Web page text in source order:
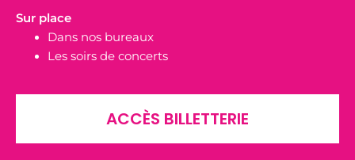
Sur place
Dans nos bureaux
Les soirs de concerts
ACCÈS BILLETTERIE